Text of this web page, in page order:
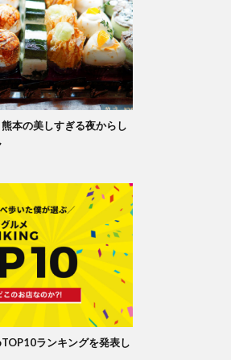
本の美しすぎる夜からし
TOP10ランキングを発表し